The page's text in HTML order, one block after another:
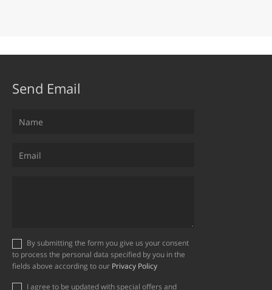
Send Email
to process the personal data specified by you in the
fields above according to our Privacy Policy